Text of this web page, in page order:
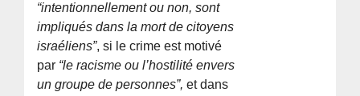
“intentionnellement ou non, sont
impliqués dans la mort de citoyens
israéliens”, si le crime est motivé
par “le racisme ou l’hostilité envers
un groupe de personnes”, et dans